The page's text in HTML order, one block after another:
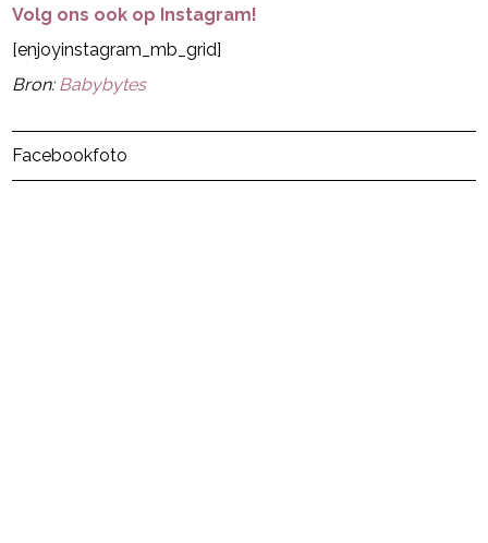
Volg ons ook op Instagram!
[enjoyinstagram_mb_grid]
Bron: Babybytes
Facebookfoto